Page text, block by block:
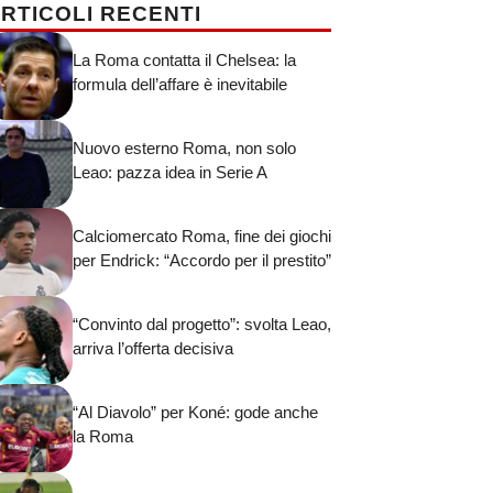
RECENTI
La Roma contatta il Chelsea: la
formula dell’affare è inevitabile
Nuovo esterno Roma, non solo
Leao: pazza idea in Serie A
Calciomercato Roma, fine dei giochi
per Endrick: “Accordo per il prestito”
“Convinto dal progetto”: svolta Leao,
arriva l’offerta decisiva
“Al Diavolo” per Koné: gode anche
la Roma